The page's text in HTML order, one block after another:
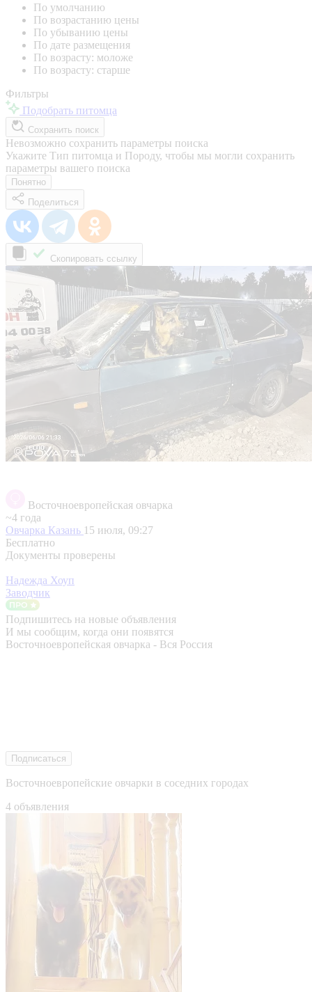
По умолчанию
По возрастанию цены
По убыванию цены
По дате размещения
По возрасту: моложе
По возрасту: старше
Фильтры
Подобрать питомца
Сохранить поиск
Невозможно сохранить параметры поиска
Укажите Тип питомца и Породу, чтобы мы могли сохранить
параметры вашего поиска
Понятно
Поделиться
Скопировать ссылку
Восточноевропейская овчарка
~4 года
Овчарка Казань 15 июля, 09:27
Бесплатно
Документы проверены
Надежда Хоуп
Заводчик
Подпишитесь на новые объявления
И мы сообщим, когда они появятся
Восточноевропейская овчарка - Вся Россия
Подписаться
Восточноевропейские овчарки в соседних городах
4 объявления